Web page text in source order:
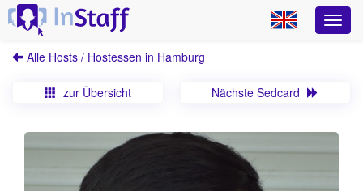
Alle Hosts / Hostessen in Hamburg
zur Übersicht Nächste Sedcard